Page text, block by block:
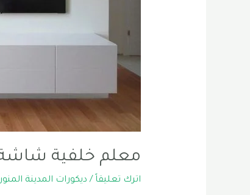
معلم خلفية شاشة
اترك تعليقاً / ديكورات المدينة